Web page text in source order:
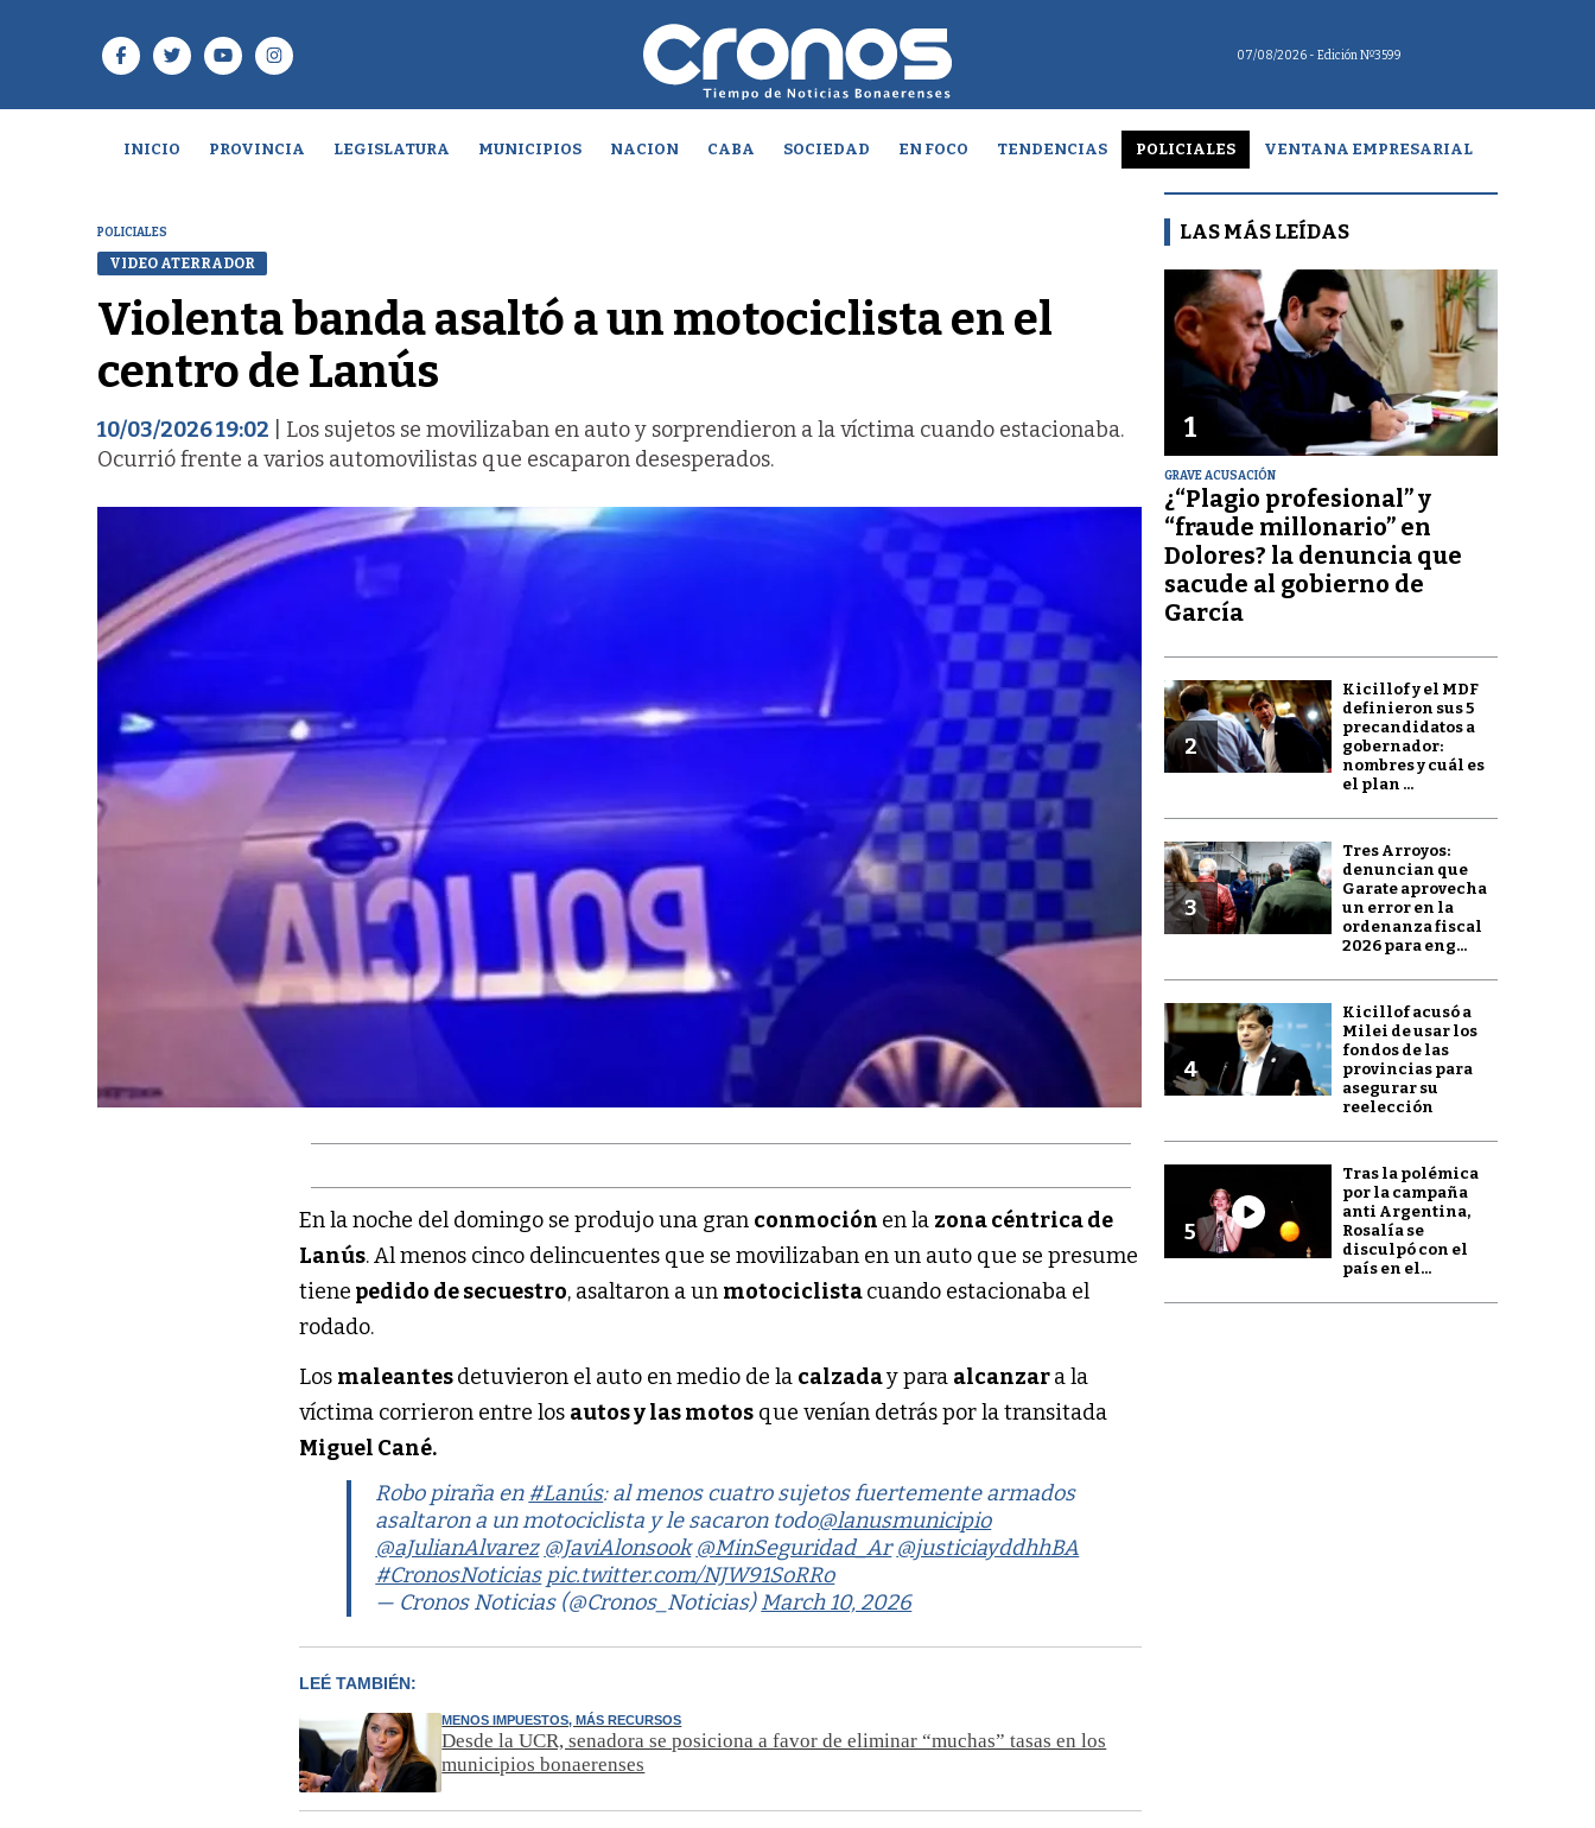
07/08/2026 - Edición Nº3599
INICIO PROVINCIA LEGISLATURA MUNICIPIOS NACION CABA SOCIEDAD EN FOCO TENDENCIAS POLICIALES VENTANA EMPRESARIAL
POLICIALES
VIDEO ATERRADOR
Violenta banda asaltó a un motociclista en el
centro de Lanús
10/03/2026 19:02 | Los sujetos se movilizaban en auto y sorprendieron a la víctima cuando estacionaba.
Ocurrió frente a varios automovilistas que escaparon desesperados.
En la noche del domingo se produjo una gran conmoción en la zona céntrica de
Lanús. Al menos cinco delincuentes que se movilizaban en un auto que se presume
tiene pedido de secuestro, asaltaron a un motociclistacuando estacionaba el
rodado.
Los maleantesdetuvieron el auto en medio de la calzaday para alcanzara la
víctima corrieron entre los autos y las motos que venían detrás por la transitada
Miguel Cané.
Robo piraña en #Lanús: al menos cuatro sujetos fuertemente armados
asaltaron a un motociclista y le sacaron todo@lanusmunicipio
@aJulianAlvarez @JaviAlonsook @MinSeguridad_Ar @justiciayddhhBA
#CronosNoticias pic.twitter.com/NJW91SoRRo
— Cronos Noticias (@Cronos_Noticias)March 10, 2026
LEÉ TAMBIÉN:
MENOS IMPUESTOS, MÁS RECURSOS
Desde la UCR, senadora se posiciona a favor de eliminar “muchas” tasas en los
municipios bonaerenses
LAS MÁS LEÍDAS
1
GRAVE ACUSACIÓN
¿“Plagio profesional” y
“fraude millonario” en
Dolores? la denuncia que
sacude al gobierno de
García
2
Kicillof y el MDF
definieron sus 5
precandidatos a
gobernador:
nombres y cuál es
el plan ...
3
Tres Arroyos:
denuncian que
Garate aprovecha
un error en la
ordenanza fiscal
2026 para eng...
4
Kicillof acusó a
Milei de usar los
fondos de las
provincias para
asegurar su
reelección
5
Tras la polémica
por la campaña
anti Argentina,
Rosalía se
disculpó con el
país en el...